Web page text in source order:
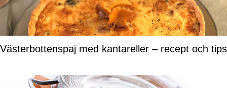
Västerbottenspaj med kantareller – recept och tips